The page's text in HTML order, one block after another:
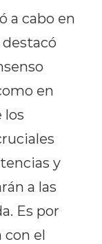
a cabo en
en
los
y
a las
Es por
con el